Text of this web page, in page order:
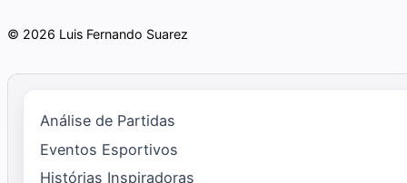
© 2026 Luis Fernando Suarez
Análise de Partidas
Eventos Esportivos
Histórias Inspiradoras